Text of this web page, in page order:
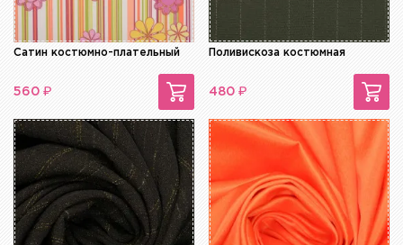
Сатин костюмно-плательный
560 ₽
Поливискоза костюмная
480 ₽